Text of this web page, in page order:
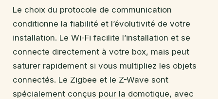
Le choix du protocole de communication
conditionne la fiabilité et l’évolutivité de votre
installation. Le Wi-Fi facilite l’installation et se
connecte directement à votre box, mais peut
saturer rapidement si vous multipliez les objets
connectés. Le Zigbee et le Z-Wave sont
spécialement conçus pour la domotique, avec